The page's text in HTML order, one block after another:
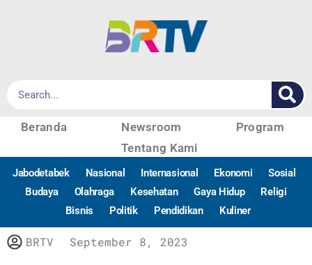
Beranda Newsroom
Program
Tentang Kami
Jabodetabek Nasional Internasional Ekonomi
Sosial
Budaya
Olahraga Kesehatan Gaya Hidup
Religi
Bisnis
Politik Pendidikan Kuliner
BRTV September 8, 2023